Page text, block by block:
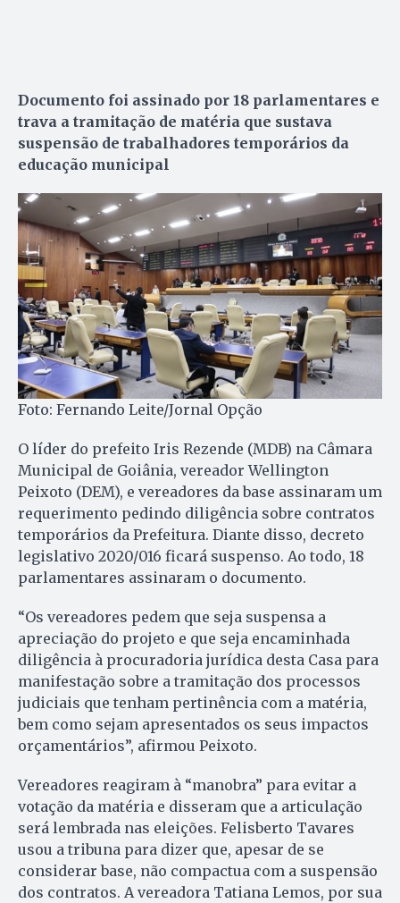
Documento foi assinado por 18 parlamentares e
trava a tramitação de matéria que sustava
suspensão de trabalhadores temporários da
educação municipal
Foto: Fernando Leite/Jornal Opção
O líder do prefeito Iris Rezende (MDB) na Câmara
Municipal de Goiânia, vereador Wellington
Peixoto (DEM), e vereadores da base assinaram um
requerimento pedindo diligência sobre contratos
temporários da Prefeitura. Diante disso, decreto
legislativo 2020/016 ficará suspenso. Ao todo, 18
parlamentares assinaram o documento.
“Os vereadores pedem que seja suspensa a
apreciação do projeto e que seja encaminhada
diligência à procuradoria jurídica desta Casa para
manifestação sobre a tramitação dos processos
judiciais que tenham pertinência com a matéria,
bem como sejam apresentados os seus impactos
orçamentários”, afirmou Peixoto.
Vereadores reagiram à “manobra” para evitar a
votação da matéria e disseram que a articulação
será lembrada nas eleições. Felisberto Tavares
usou a tribuna para dizer que, apesar de se
considerar base, não compactua com a suspensão
dos contratos. A vereadora Tatiana Lemos, por sua